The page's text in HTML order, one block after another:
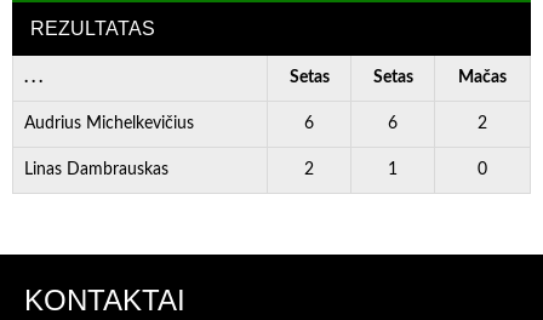
REZULTATAS
. . . Setas Setas Mačas
Audrius Michelkevičius 6 6 2
Linas Dambrauskas 2 1 0
KONTAKTAI